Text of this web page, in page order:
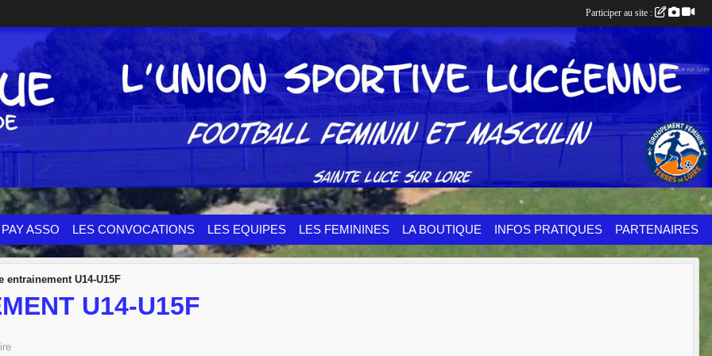
PAY ASSO LES CONVOCATIONS LES EQUIPES LES FEMININES LA BOUTIQUE INFOS PRATIQUES PARTENAIRES
entrainement U14-U15F
U14-U15F
Participer au site :